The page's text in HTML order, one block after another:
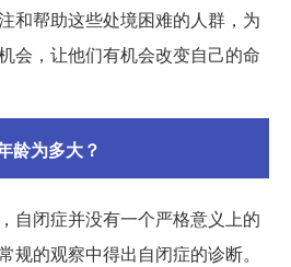
和帮助这些处境困难的人群，为
会，让他们有机会改变自己的命
龄为多大？
自闭症并没有一个严格意义上的
规的观察中得出自闭症的诊断。